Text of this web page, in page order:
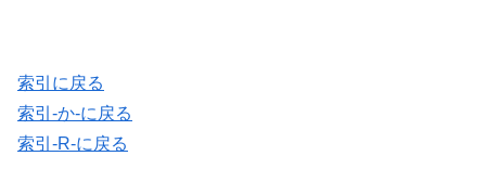
索引に戻る
索引-か-に戻る
索引-R-に戻る